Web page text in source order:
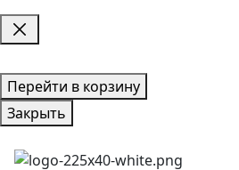
Перейти в корзину
Закрыть